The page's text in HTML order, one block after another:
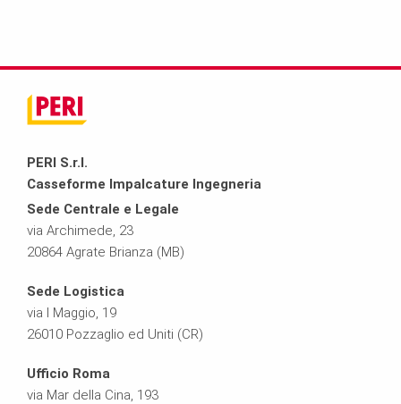
PERI S.r.l.
Casseforme Impalcature Ingegneria
Sede Centrale e Legale
via Archimede, 23
20864 Agrate Brianza (MB)
Sede Logistica
via I Maggio, 19
26010 Pozzaglio ed Uniti (CR)
Ufficio Roma
via Mar della Cina, 193